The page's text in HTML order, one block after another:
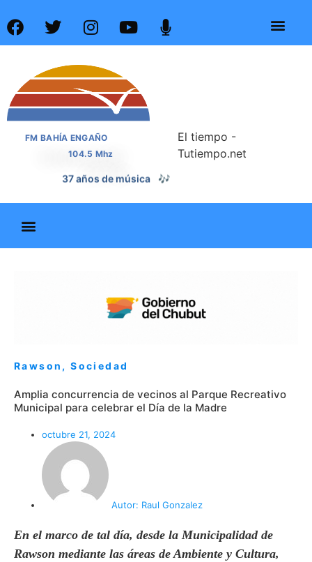
FM BAHÍA ENGAÑO
104.5 Mhz
37 años de noticias 📰
El tiempo -
Tutiempo.net
Rawson ,Sociedad
Amplia concurrencia de vecinos al Parque Recreativo
Municipal para celebrar el Día de la Madre
octubre 21, 2024
Autor: Raul Gonzalez
En el marco de tal día, desde la Municipalidad de
Rawson mediante las áreas de Ambiente y Cultura,